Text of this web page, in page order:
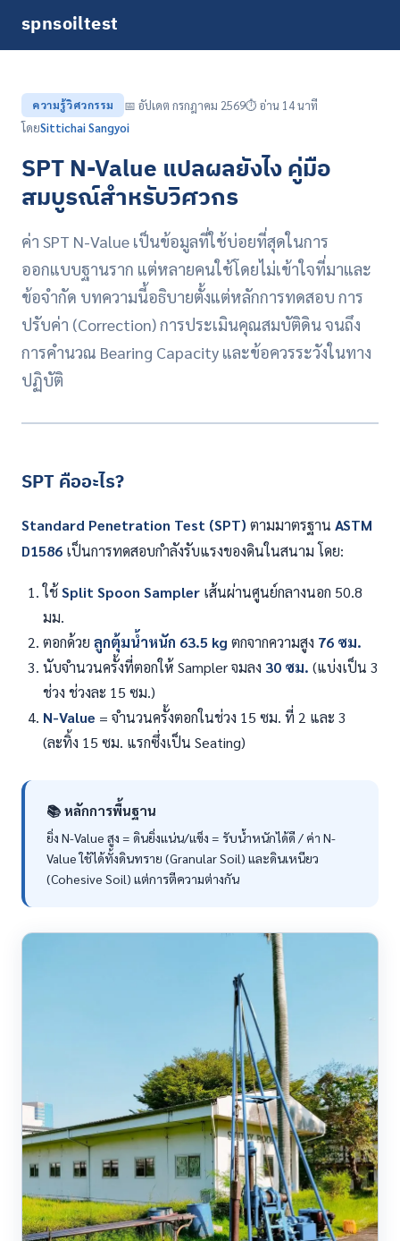
spnsoiltest
ความรู้วิศวกรรม 📅 อัปเดต กรกฎาคม 2569⏱️ อ่าน 14 นาที
โดยSittichai Sangyoi
SPT N-Value แปลผลยังไง คู่มือ
สมบูรณ์สำหรับวิศวกร
ค่า SPT N-Value เป็นข้อมูลที่ใช้บ่อยที่สุดในการ
ออกแบบฐานราก แต่หลายคนใช้โดยไม่เข้าใจที่มาและ
ข้อจำกัด บทความนี้อธิบายตั้งแต่หลักการทดสอบ การ
ปรับค่า (Correction) การประเมินคุณสมบัติดิน จนถึง
การคำนวณ Bearing Capacity และข้อควรระวังในทาง
ปฏิบัติ
SPT คืออะไร?
Standard Penetration Test (SPT) ตามมาตรฐาน ASTM
D1586 เป็นการทดสอบกำลังรับแรงของดินในสนาม โดย:
ใช้Split Spoon Sampler เส้นผ่านศูนย์กลางนอก 50.8
มม.
ตอกด้วย ลูกตุ้มน้ำหนัก 63.5 kg ตกจากความสูง 76 ซม.
นับจำนวนครั้งที่ตอกให้ Sampler จมลง 30 ซม. (แบ่งเป็น 3
ช่วง ช่วงละ 15 ซม.)
N-Value = จำนวนครั้งตอกในช่วง 15 ซม. ที่ 2 และ 3
(ละทิ้ง 15 ซม. แรกซึ่งเป็น Seating)
📚 หลักการพื้นฐาน
ยิ่ง N-Value สูง = ดินยิ่งแน่น/แข็ง = รับน้ำหนักได้ดี / ค่า N-
Value ใช้ได้ทั้งดินทราย (Granular Soil) และดินเหนียว
(Cohesive Soil) แต่การตีความต่างกัน